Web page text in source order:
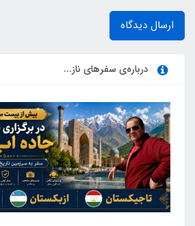
ارسال دیدگاه
درباره‌ی سفرهای ناز...